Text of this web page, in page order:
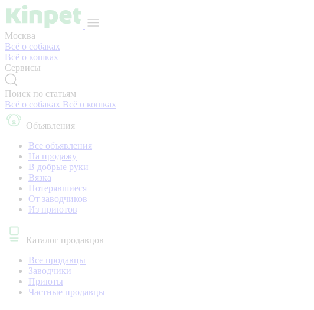
Москва
Всё о собаках
Всё о кошках
Сервисы
Поиск по статьям
Всё о собаках Всё о кошках
Объявления
Все объявления
На продажу
В добрые руки
Вязка
Потерявшиеся
От заводчиков
Из приютов
Каталог продавцов
Все продавцы
Заводчики
Приюты
Частные продавцы